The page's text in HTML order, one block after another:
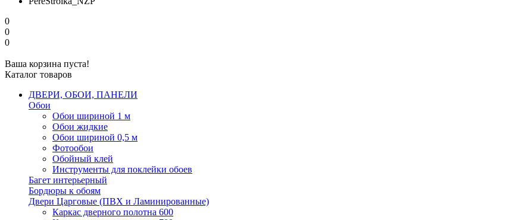
0
0
0
Ваша корзина пуста!
Каталог товаров
ДВЕРИ, ОБОИ, ПАНЕЛИ
Обои
Обои шириной 1 м
Обои жидкие
Обои шириной 0,5 м
Фотообои
Обойный клей
Инструменты для поклейки обоев
Багет интерьерный
Бордюры к обоям
Двери Царговые (ПВХ и Ламинированные)
Каркас дверного полотна 600